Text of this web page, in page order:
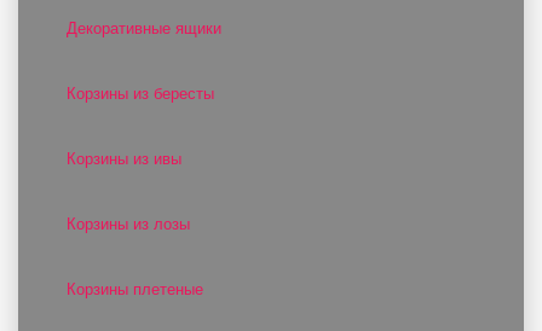
Декоративные ящики
Корзины из бересты
Корзины из ивы
Корзины из лозы
Корзины плетеные